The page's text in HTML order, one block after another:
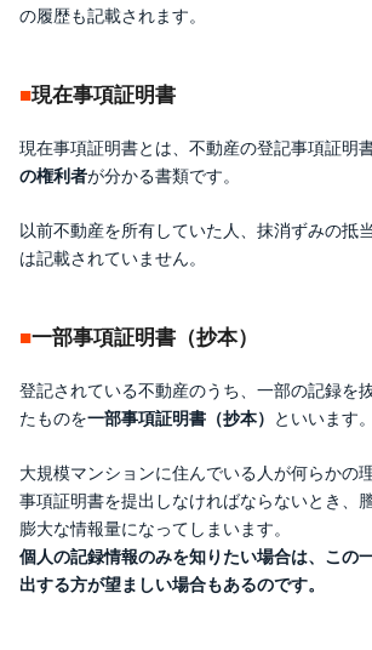
の履歴も記載されます。
現在事項証明書
現在事項証明書とは、不動産の登記事項証明書
の権利者が分かる書類です。
以前不動産を所有していた人、抹消ずみの抵
は記載されていません。
一部事項証明書（抄本）
登記されている不動産のうち、一部の記録を
たものを一部事項証明書（抄本） といいます。
大規模マンションに住んでいる人が何らかの
事項証明書を提出しなければならないとき、
膨大な情報量になってしまいます。
個人の記録情報のみを知りたい場合は、この
出する方が望ましい場合もあるのです。